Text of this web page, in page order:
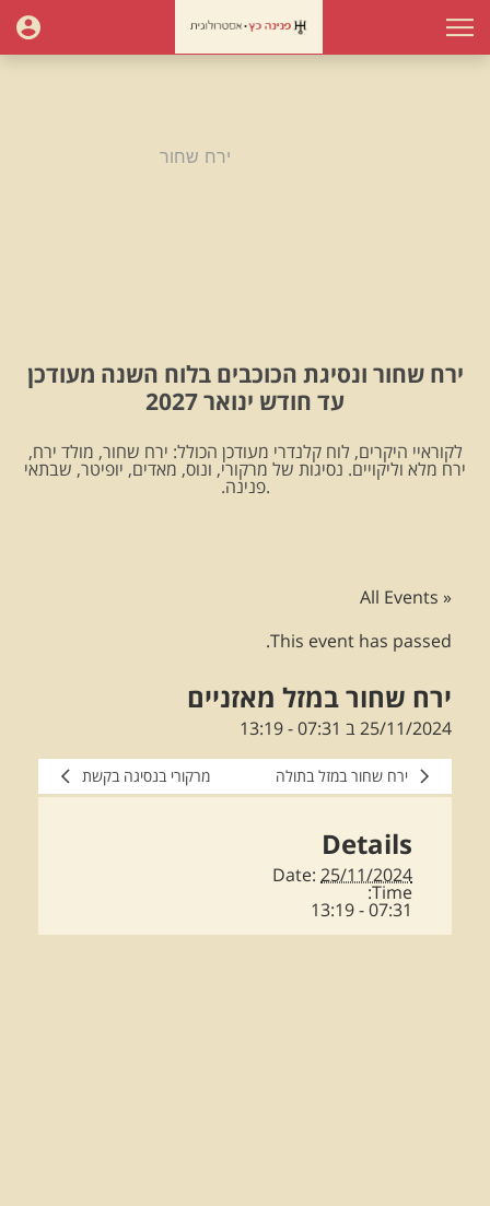
ירח שחור
ירח שחור ונסיגת הכוכבים בלוח השנה מעודכן
עד חודש ינואר 2027
לקוראיי היקרים, לוח קלנדרי מעודכן הכולל: ירח שחור, מולד ירח,
ירח מלא וליקויים. נסיגות של מרקורי, ונוס, מאדים, יופיטר, שבתאי
.פנינה.
« All Events
This event has passed.
ירח שחור במזל מאזניים
25/11/2024 ב 07:31 -
13:19
ירח שחור במזל בתולה מרקורי בנסיגה בקשת
Details
Date: 25/11/2024
Time:
07:31 - 13:19